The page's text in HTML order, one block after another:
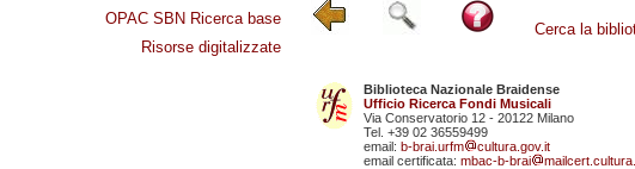
OPAC SBN Ricerca base
Risorse digitalizzate
Cerca la
Biblioteca Nazionale Braidense
Ufficio Ricerca Fondi Musicali
Via Conservatorio 12 - 20122 Milano
Tel. +39 02 36559499
email: b-brai.urfm
cultura.gov.it
email certificata: mbac-b-brai